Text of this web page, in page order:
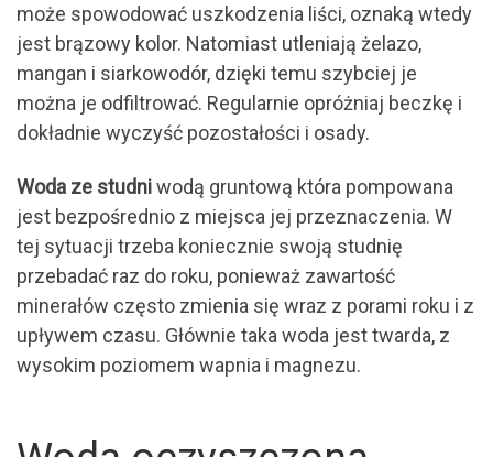
może spowodować uszkodzenia liści, oznaką wtedy
jest brązowy kolor. Natomiast utleniają żelazo,
mangan i siarkowodór, dzięki temu szybciej je
można je odfiltrować. Regularnie opróżniaj beczkę i
dokładnie wyczyść pozostałości i osady.
Woda ze studniwodą gruntową która pompowana
jest bezpośrednio z miejsca jej przeznaczenia. W
tej sytuacji trzeba koniecznie swoją studnię
przebadać raz do roku, ponieważ zawartość
minerałów często zmienia się wraz z porami roku i z
upływem czasu. Głównie taka woda jest twarda, z
wysokim poziomem wapnia i magnezu.